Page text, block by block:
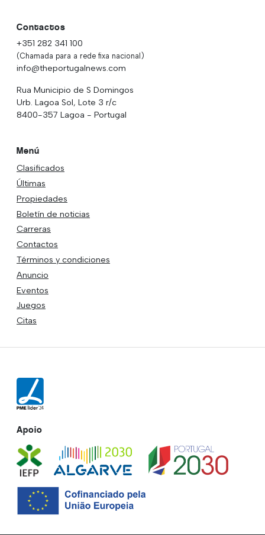
Contactos
+351 282 341 100
(Chamada para a rede fixa nacional)
info@theportugalnews.com
Rua Municipio de S Domingos
Urb. Lagoa Sol, Lote 3 r/c
8400-357 Lagoa - Portugal
Menú
Clasificados
Últimas
Propiedades
Boletín de noticias
Carreras
Contactos
Términos y condiciones
Anuncio
Eventos
Juegos
Citas
Apoio